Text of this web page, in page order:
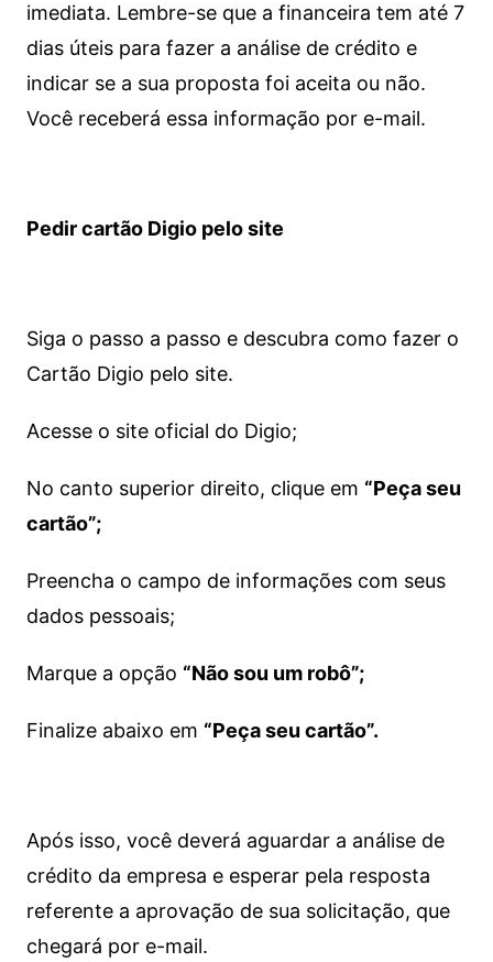
imediata. Lembre-se que a financeira tem até 7
dias úteis para fazer a análise de crédito e
indicar se a sua proposta foi aceita ou não.
Você receberá essa informação por e-mail.
Pedir cartão Digio pelo site
Siga o passo a passo e descubra como fazer o
Cartão Digio pelo site.
Acesse o site oficial do Digio;
No canto superior direito, clique em “Peça seu
cartão”;
Preencha o campo de informações com seus
dados pessoais;
Marque a opção “Não sou um robô”;
Finalize abaixo em “Peça seu cartão”.
Após isso, você deverá aguardar a análise de
crédito da empresa e esperar pela resposta
referente a aprovação de sua solicitação, que
chegará por e-mail.